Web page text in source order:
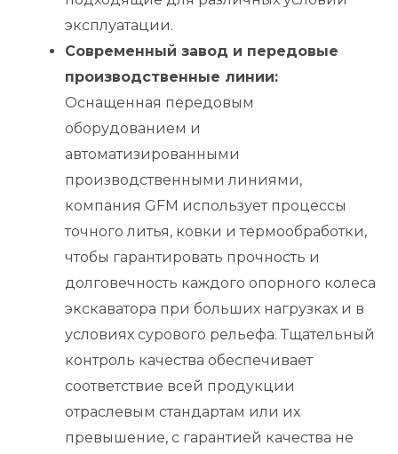
эксплуатации.
Современный завод и передовые
производственные линии:
Оснащенная передовым
оборудованием и
автоматизированными
производственными линиями,
компания GFM использует процессы
точного литья, ковки и термообработки,
чтобы гарантировать прочность и
долговечность каждого опорного колеса
экскаватора при больших нагрузках и в
условиях сурового рельефа. Тщательный
контроль качества обеспечивает
соответствие всей продукции
отраслевым стандартам или их
превышение, с гарантией качества не